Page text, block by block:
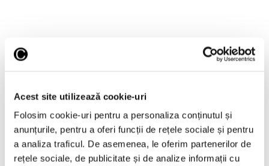
Acest site utilizează cookie-uri
Folosim cookie-uri pentru a personaliza conținutul și
anunțurile, pentru a oferi funcții de rețele sociale și pentru
a analiza traficul. De asemenea, le oferim partenerilor de
rețele sociale, de publicitate și de analize informații cu
curatorial pentru
weekendul 7 – 9 august
7 August 2026
Art Sympo Festival,